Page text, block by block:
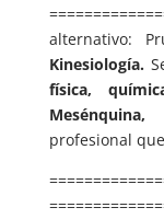
alternativo:
Kinesiología.
física,
profesional